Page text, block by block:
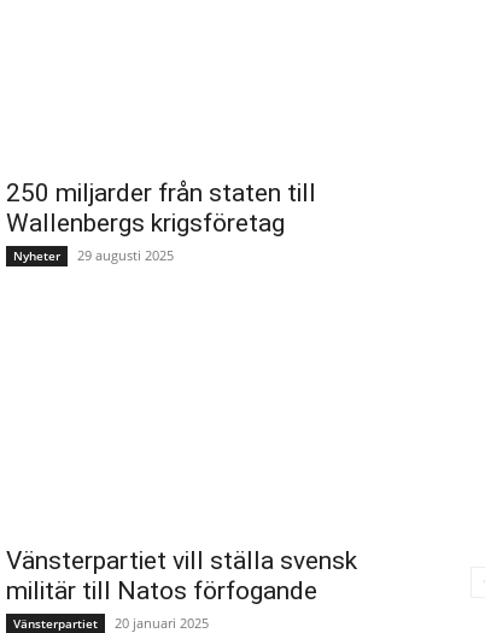
250 miljarder från staten till
Wallenbergs krigsföretag
Nyheter 29 augusti 2025
Vänsterpartiet vill ställa svensk
militär till Natos förfogande
Vänsterpartiet 20 januari 2025